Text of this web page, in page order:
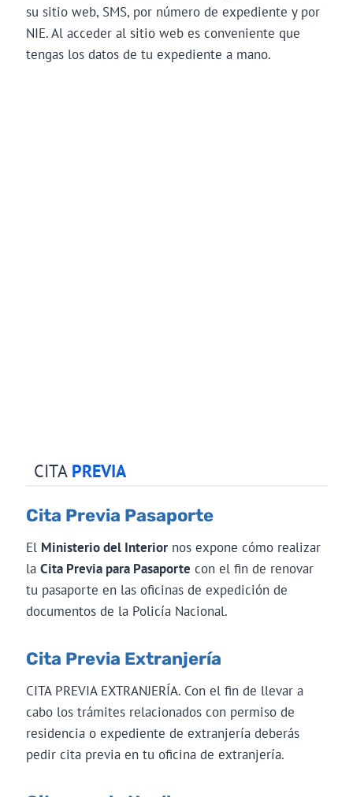
su sitio web, SMS, por número de expediente y por
NIE. Al acceder al sitio web es conveniente que
tengas los datos de tu expediente a mano.
CITA PREVIA
Cita Previa Pasaporte
El Ministerio del Interiornos expone cómo realizar
la Cita Previa para Pasaporte con el fin de renovar
tu pasaporte en las oficinas de expedición de
documentos de la Policía Nacional.
Cita Previa Extranjería
CITA PREVIA EXTRANJERÍA. Con el fin de llevar a
cabo los trámites relacionados con permiso de
residencia o expediente de extranjería deberás
pedir cita previa en tu oficina de extranjería.